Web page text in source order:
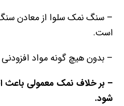
– سنگ نمک سلوا از معادن
است.
– بدون هیچ گونه مواد افزودنی
– بر ‌خلاف نمک معمولی باعث
شود.